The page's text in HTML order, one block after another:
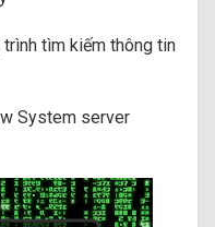
trình tìm kiếm thông tin
System server